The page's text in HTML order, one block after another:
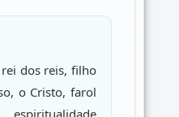
rei dos reis, filho
o Cristo, farol